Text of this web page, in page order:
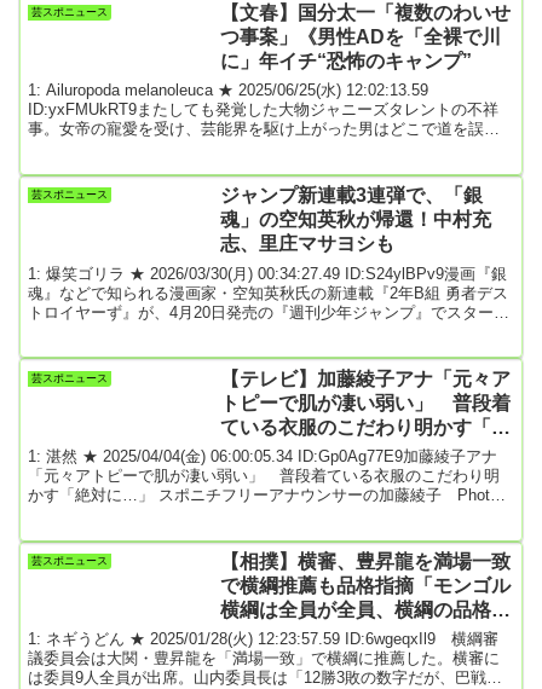
芸スポニュース
【文春】国分太一「複数のわいせ
つ事案」《男性ADを「全裸で川
に」年イチ“恐怖のキャンプ”
1: Ailuropoda melanoleuca ★ 2025/06/25(水) 12:02:13.59
ID:yxFMUkRT9またしても発覚した大物ジャニーズタレントの不祥
事。女帝の寵愛を受け、芸能界を駆け上がった男はどこで道を誤っ
イチ“恐怖のキャンプ”▶︎ジュリーの推し 24年連続紅白、700万高級車
も▶︎「美談になってよかったよ」元TBS妻と5億円豪邸▶︎「松岡に...
芸スポニュース
ジャンプ新連載3連弾で、「銀
魂」の空知英秋が帰還！中村充
志、里庄マサヨシも
1: 爆笑ゴリラ ★ 2026/03/30(月) 00:34:27.49 ID:S24ylBPv9漫画『銀
魂』などで知られる漫画家・空知英秋氏の新連載『2年B組 勇者デス
トロイヤーず』が、4月20日発売の『週刊少年ジャンプ』でスタート
プ』では、4月から空知氏の作品も含めて3作品の新連載がスタート
する。ジャンプ新連載の第1弾は中村充志氏の『ロクのおかしな家』
芸スポニュース
【テレビ】加藤綾子アナ「元々ア
トピーで肌が凄い弱い」 普段着
ている衣服のこだわり明かす「絶
対に綿100％」
1: 湛然 ★ 2025/04/04(金) 06:00:05.34 ID:Gp0Ag77E9加藤綾子アナ
「元々アトピーで肌が凄い弱い」 普段着ている衣服のこだわり明
かす「絶対に…」 スポニチフリーアナウンサーの加藤綾子 Photo
演。自身の日常生活におけるこだわりについて語った。「元々アト
ピーで肌が凄い弱い」という加藤アナ。そのため肌に触れる衣服は
芸スポニュース
【相撲】横審、豊昇龍を満場一致
で横綱推薦も品格指摘「モンゴル
横綱は全員が全員、横綱の品格で
はなかった」
1: ネギうどん ★ 2025/01/28(火) 12:23:57.59 ID:6wgeqxIl9 横綱審
議委員会は大関・豊昇龍を「満場一致」で横綱に推薦した。横審に
は委員9人全員が出席。山内委員長は「12勝3敗の数字だが、巴戦を